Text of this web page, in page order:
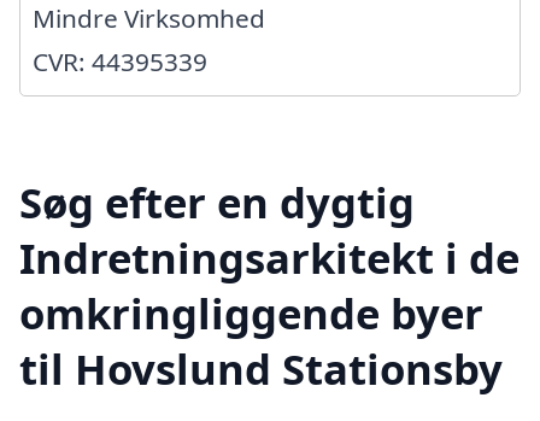
Mindre Virksomhed
CVR: 44395339
Søg efter en dygtig
Indretningsarkitekt i de
omkringliggende byer
til Hovslund Stationsby